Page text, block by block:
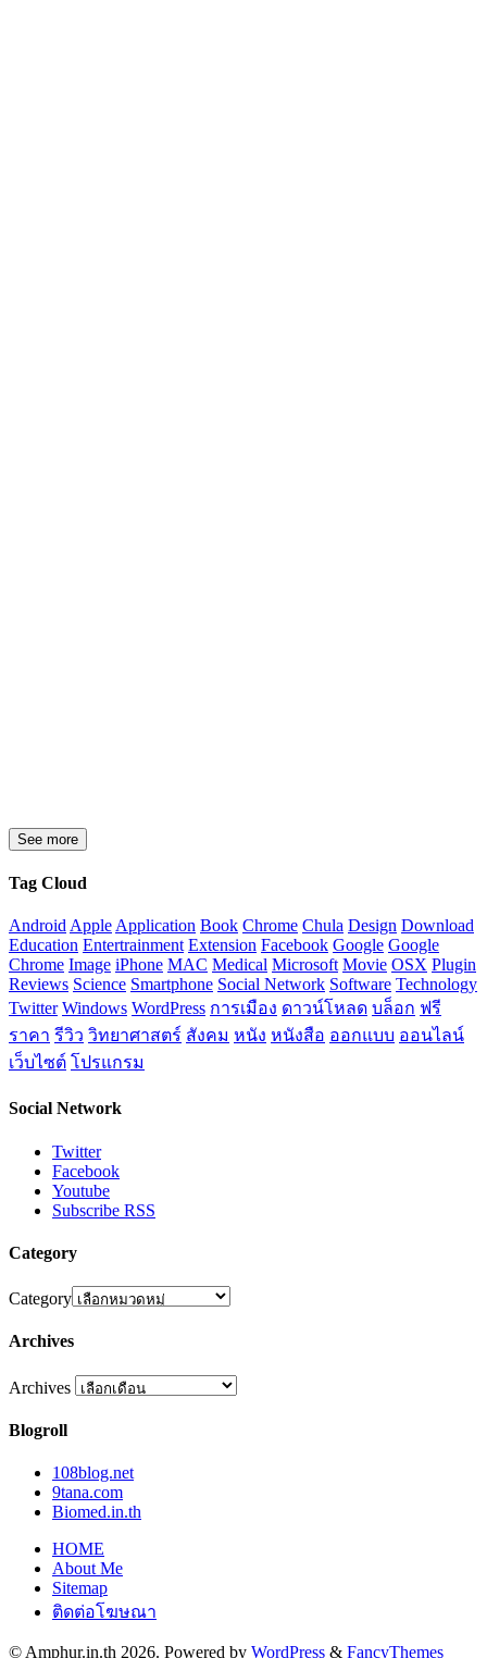
See more
Tag Cloud
Android Apple Application Book Chrome Chula Design Download
Education Entertrainment Extension Facebook Google Google
Chrome Image iPhone MAC Medical Microsoft Movie OSX Plugin
Reviews Science Smartphone Social Network Software Technology
Twitter Windows WordPress การเมือง ดาวน์โหลด บล็อก ฟรี
ราคา รีวิว วิทยาศาสตร์ สังคม หนัง หนังสือ ออกแบบ ออนไลน์
เว็บไซต์ โปรแกรม
Social Network
Twitter
Facebook
Youtube
Subscribe RSS
Category
Category
Archives
Archives
Blogroll
108blog.net
9tana.com
Biomed.in.th
HOME
About Me
Sitemap
ติดต่อโฆษณา
© Amphur.in.th 2026. Powered by WordPress & FancyThemes